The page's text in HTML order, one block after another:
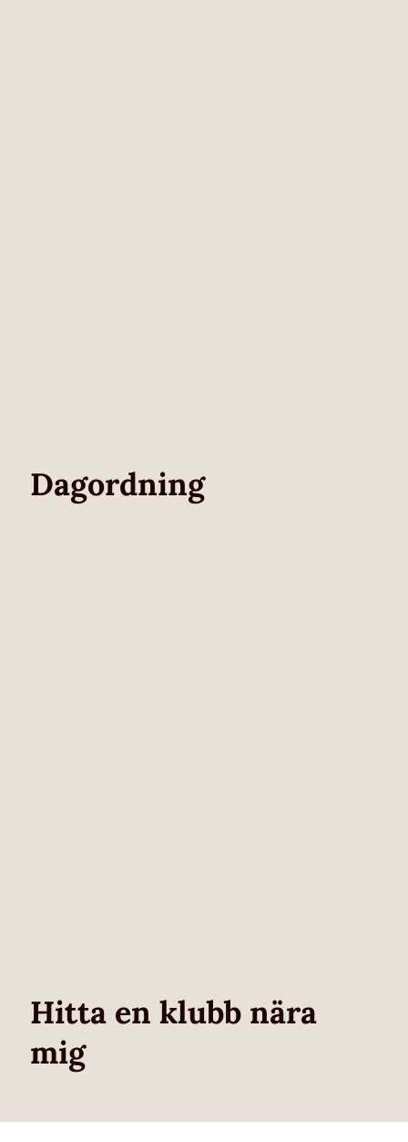
Dagordning
Hitta en klubb nära
mig